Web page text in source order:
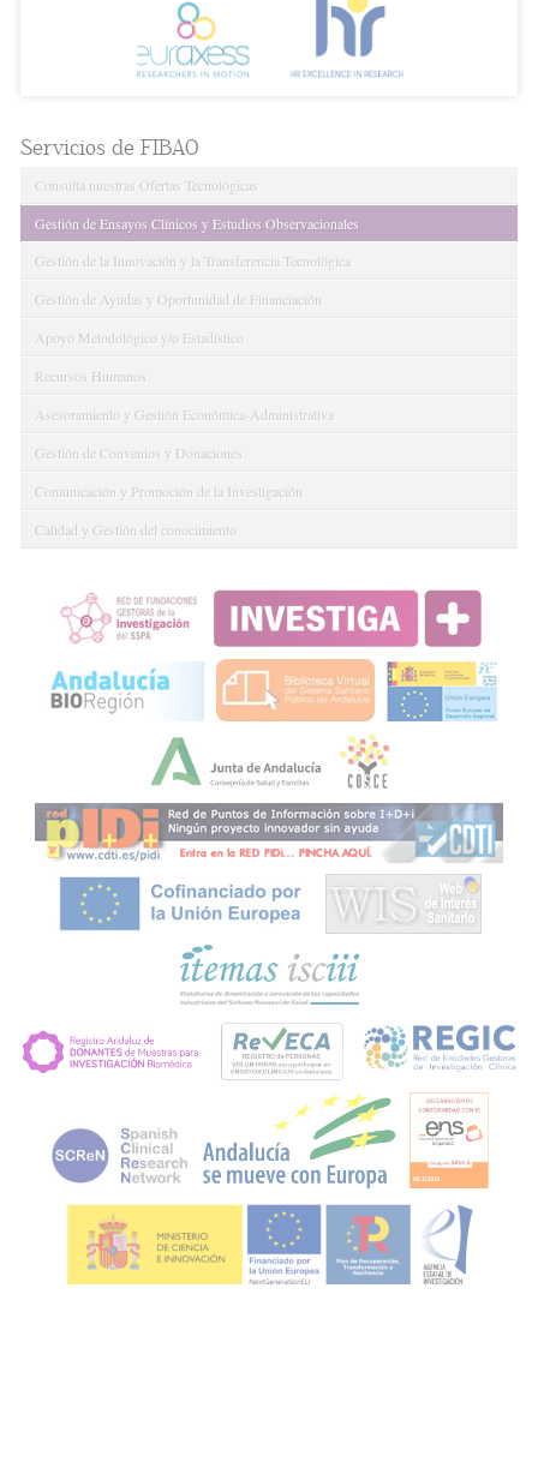
Servicios de FIBAO
Consulta nuestras Ofertas Tecnológicas
Gestión de Ensayos Clínicos y Estudios Observacionales
Gestión de la Innovación y la Transferencia Tecnológica
Gestión de Ayudas y Oportunidad de Financiación
Apoyo Metodológico y/o Estadístico
Recursos Humanos
Asesoramiento y Gestión Económica-Administrativa
Gestión de Convenios y Donaciones
Comunicación y Promoción de la Investigación
Calidad y Gestión del conocimiento